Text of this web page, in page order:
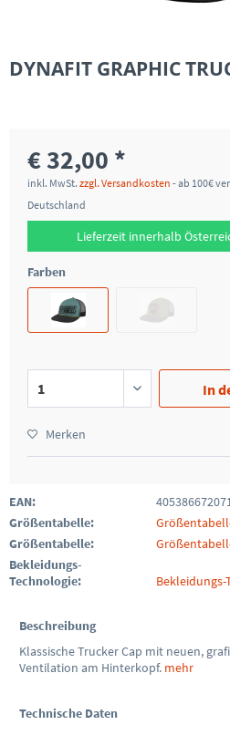
DYNAFIT GRAPHIC
€ 32,00 *
inkl. MwSt. zzgl. Versandkosten - ab 100€
Deutschland
Lieferzeit innerhalb
Farben
In
Merken
EAN:
Größentabelle:
Größentabelle:
Bekleidungs-
Technologie:
Beschreibung
Klassische Trucker Cap mit neuen,
Ventilation am Hinterkopf. mehr
Technische Daten